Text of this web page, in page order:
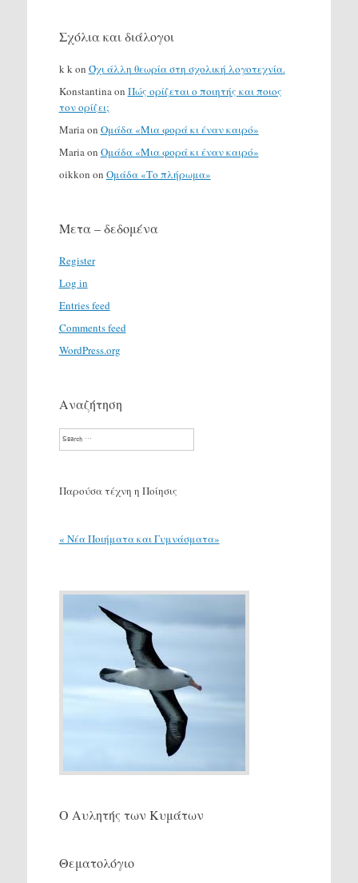
Σχόλια και διάλογοι
k kon Όχι άλλη θεωρία στη σχολική λογοτεχνία.
Konstantinaon Πώς ορίζεται ο ποιητής και ποιος
τον ορίζει;
Mariaon Ομάδα «Μια φορά κι έναν καιρό»
Mariaon Ομάδα «Μια φορά κι έναν καιρό»
oikkon on Ομάδα «Το πλήρωμα»
Μετα – δεδομένα
Register
Log in
Entries feed
Comments feed
WordPress.org
Αναζήτηση
Search
Παρούσα τέχνη η Ποίησις
« Νέα Ποιήματα και Γυμνάσματα»
Ο Αυλητής των Κυμάτων
Θεματολόγιο